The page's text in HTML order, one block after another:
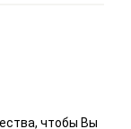
чтобы Вы